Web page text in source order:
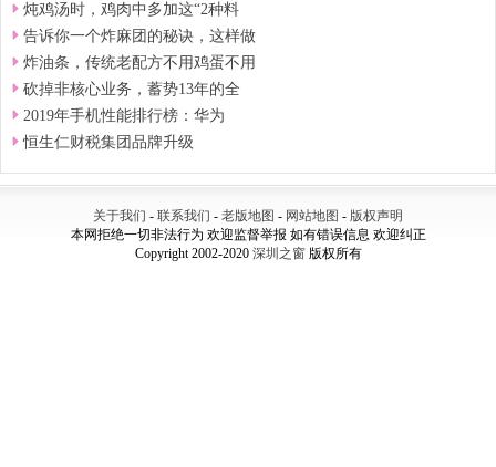
炖鸡汤时，鸡肉中多加这“2种料
告诉你一个炸麻团的秘诀，这样做
炸油条，传统老配方不用鸡蛋不用
砍掉非核心业务，蓄势13年的全
2019年手机性能排行榜：华为
恒生仁财税集团品牌升级
关于我们 - 联系我们 - 老版地图 - 网站地图 - 版权声明
本网拒绝一切非法行为 欢迎监督举报 如有错误信息 欢迎纠正
Copyright 2002-2020 深圳之窗版权所有